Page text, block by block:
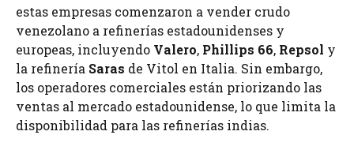
estas empresas comenzaron a vender crudo
venezolano a refinerías estadounidenses y
europeas, incluyendo Valero, Phillips 66, Repsol y
la refinería Saras de Vitol en Italia. Sin embargo,
los operadores comerciales están priorizando las
ventas al mercado estadounidense, lo que limita la
disponibilidad para las refinerías indias.